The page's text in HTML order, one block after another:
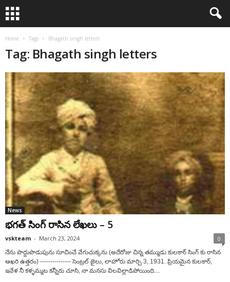
Home Tags Bhagath singh letters
Tag: Bhagath singh letters
News
భ‌గ‌త్ సింగ్ రాసిన లేఖ‌లు – 5
vskteam - March 23, 2024 0
నేను పొద్దుపొడుపును సూచించే వేగుచుక్కను (అదేరోజు చిన్న తమ్ముడు కులకార్ సింగ్ కు రాసిన
ఆఖరి ఉత్తరం) --------------- సెంట్రల్ జైలు, లాహోరు మార్చి 3, 1931. ప్రియమైన కులకార్,
ఇవేళ నీ కళ్ళమ్మట కన్నీరు చూసి, నా మనసు విలవిల్లాడిపోయింది....